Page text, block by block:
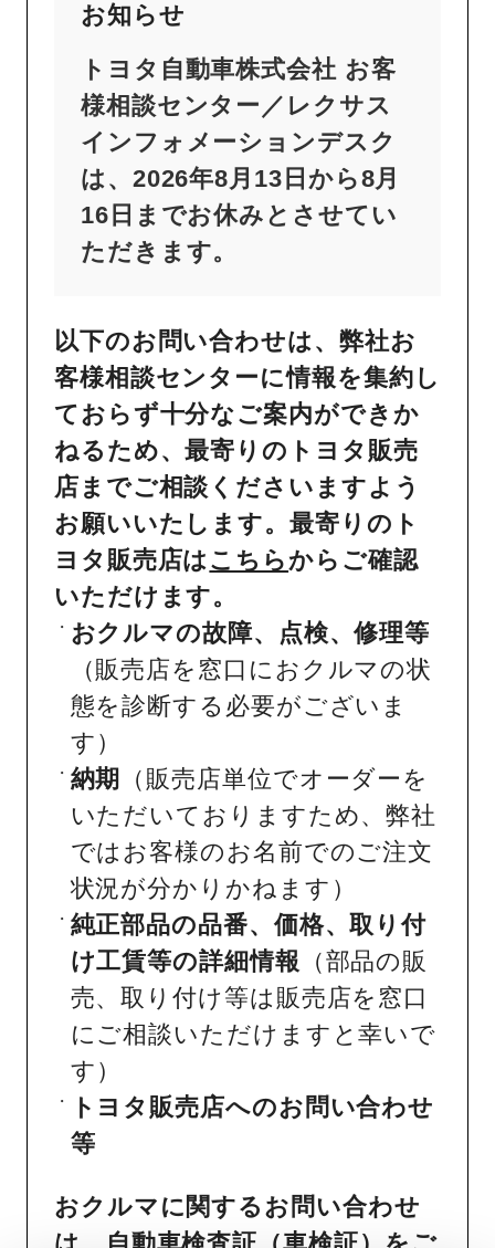
お知らせ
トヨタ自動車株式会社 お客
様相談センター／レクサス
インフォメーションデスク
は、2026年8月13日から8月
16日までお休みとさせてい
ただきます。
以下のお問い合わせは、弊社お
客様相談センターに情報を集約し
ておらず十分なご案内ができか
ねるため、最寄りのトヨタ販売
店までご相談くださいますよう
お願いいたします。最寄りのト
ヨタ販売店はこちら からご確認
いただけます。
おクルマの故障、点検、修理等
（販売店を窓口におクルマの状
態を診断する必要がございま
す）
納期
（販売店単位でオーダーを
いただいておりますため、弊社
ではお客様のお名前でのご注文
状況が分かりかねます）
純正部品の品番、価格、取り付
け工賃等の詳細情報 （部品の販
売、取り付け等は販売店を窓口
にご相談いただけますと幸いで
す）
トヨタ販売店へのお問い合わせ
等
おクルマに関するお問い合わせ